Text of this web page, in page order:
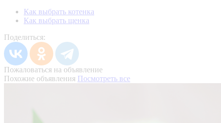
Как выбрать котенка
Как выбрать щенка
Поделиться:
Пожаловаться на объявление
Похожие объявления Посмотреть все